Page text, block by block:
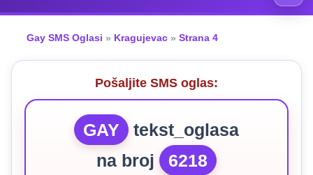
Gay SMS Oglasi » Kragujevac » Strana 4
Pošaljite SMS oglas:
GAY
tekst_oglasa
na broj
6218